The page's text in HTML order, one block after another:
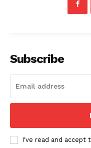
Subscribe
I've read and accept